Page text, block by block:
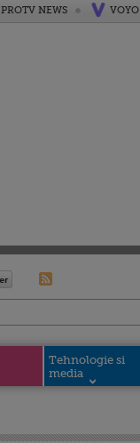
PROTV NEWS VOYO
Tehnologie si
media